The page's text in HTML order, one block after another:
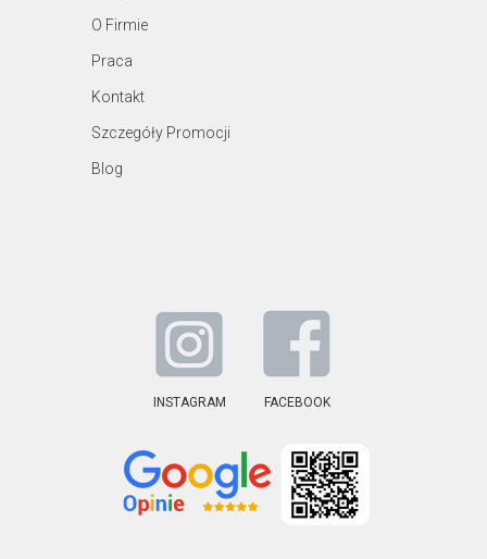
O Firmie
Praca
Kontakt
Szczegóły Promocji
Blog
INSTAGRAM FACEBOOK